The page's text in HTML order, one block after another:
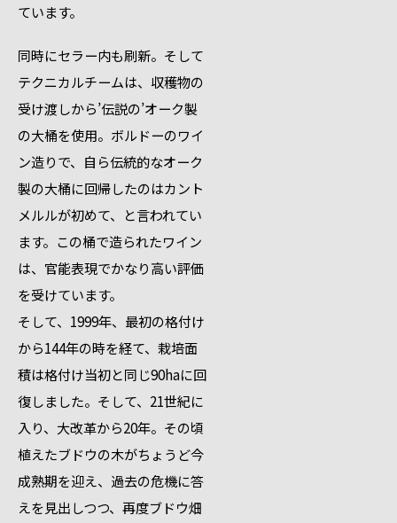
ています。
同時にセラー内も刷新。そして
テクニカルチームは、収穫物の
受け渡しから’伝説の’オーク製
の大桶を使用。ボルドーのワイ
ン造りで、自ら伝統的なオーク
製の大桶に回帰したのはカント
メルルが初めて、と言われてい
ます。この桶で造られたワイン
は、官能表現でかなり高い評価
を受けています。
そして、1999年、最初の格付け
から144年の時を経て、栽培面
積は格付け当初と同じ90haに回
復しました。そして、21世紀に
入り、大改革から20年。その頃
植えたブドウの木がちょうど今
成熟期を迎え、過去の危機に答
えを見出しつつ、再度ブドウ畑